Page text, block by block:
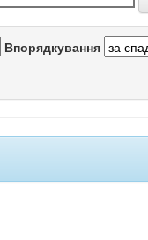
Впорядкування